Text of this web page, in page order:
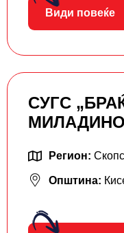
Види повеќе
СУГС
Регион:
Општина: